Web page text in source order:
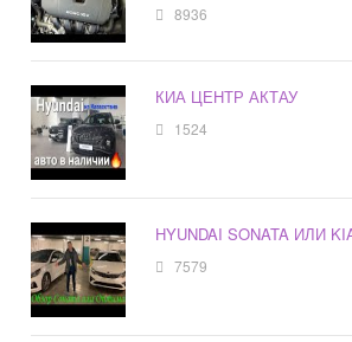
8936
КИА ЦЕНТР АКТАУ
1524
HYUNDAI SONATA ИЛИ
7579